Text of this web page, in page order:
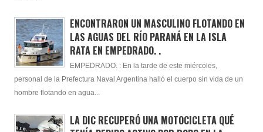
ENCONTRARON UN MASCULINO FLOTANDO EN
LAS AGUAS DEL RÍO PARANÁ EN LA ISLA
RATA EN EMPEDRADO. .
EMPEDRADO. : En la tarde de este miércoles,
personal de la Prefectura Naval Argentina halló el cuerpo sin vida de un
hombre flotando en agua...
LA DIC RECUPERÓ UNA MOTOCICLETA QUÉ